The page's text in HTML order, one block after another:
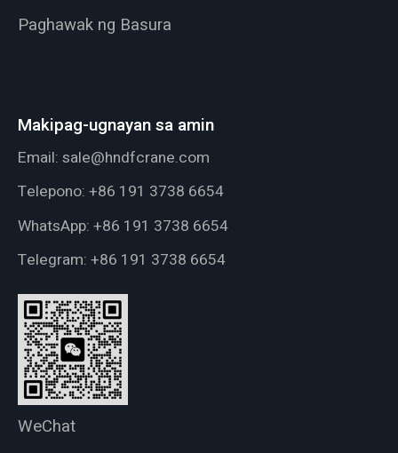
Paghawak ng Basura
Makipag-ugnayan sa amin
Email: sale@hndfcrane.com
Telepono: +86 191 3738 6654
WhatsApp: +86 191 3738 6654
Telegram: +86 191 3738 6654
WeChat